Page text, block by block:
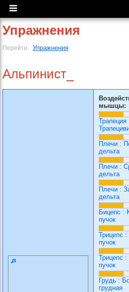
Упражнения
Перейти: Упражнения
Альпинист_
мышцы:
Трапеция
Плечи :
дельта
Плечи :
дельта
Плечи :
дельта
Бицепс :
пучок
Трицепс :
пучок
Трицепс :
пучок
Грудь :
грудная